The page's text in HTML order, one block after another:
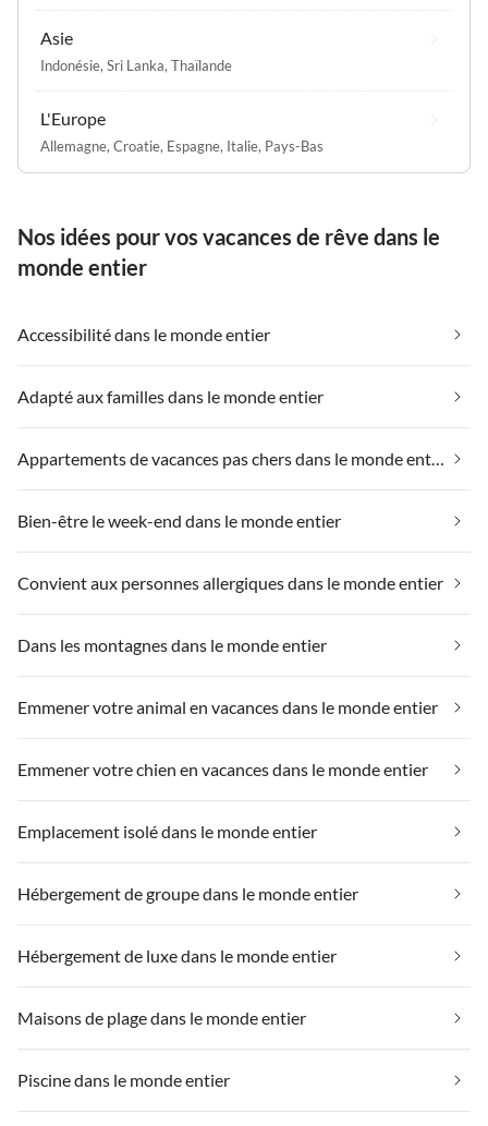
Asie
Indonésie, Sri Lanka, Thaïlande
L'Europe
Allemagne, Croatie, Espagne, Italie, Pays-Bas
Nos idées pour vos vacances de rêve dans le
monde entier
Accessibilité dans le monde entier
Adapté aux familles dans le monde entier
Bien-être le week-end dans le monde entier
Convient aux personnes allergiques dans le monde entier
Dans les montagnes dans le monde entier
Emmener votre animal en vacances dans le monde entier
Emmener votre chien en vacances dans le monde entier
Emplacement isolé dans le monde entier
Hébergement de groupe dans le monde entier
Hébergement de luxe dans le monde entier
Maisons de plage dans le monde entier
Piscine dans le monde entier